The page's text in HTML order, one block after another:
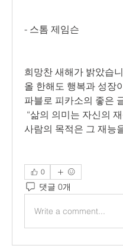
- 스톰 제임슨
희망찬 새해가 밝았습
올 한해도 행복과 성장
파블로 피카소의 좋은
“삶의 의미는 자신의
사람의 목적은 그 재능
0
댓글 0개
Write a comment...